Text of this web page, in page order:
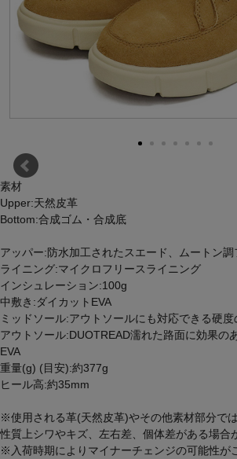
素材
Upper:天然皮革
Bottom:合成ゴム・合成底
アッパー:防水加工されたスエード、ムートン
ライニング:マイクロフリースライニング
インシュレーション:100g
中敷き:ダイカットEVA
ミッドソール:アウトソールにも対応できる硬度
アウトソール:DUOTREAD濡れた路面に効果の
EVA
重量(g) (目安):約377g
ヒール高:約35mm
※使用される革(天然皮革)やその他素材部分で
性質上シワやキズ、左右差、個体差がある場合
※入荷時期によりマイナーチェンジの可能性が